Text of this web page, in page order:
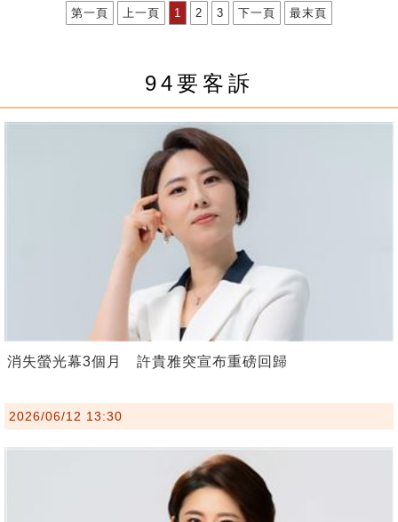
第一頁 上一頁 1 2 3 下一頁 最末頁
94要客訴
消失螢光幕3個月 許貴雅突宣布重磅回歸
2026/06/12 13:30